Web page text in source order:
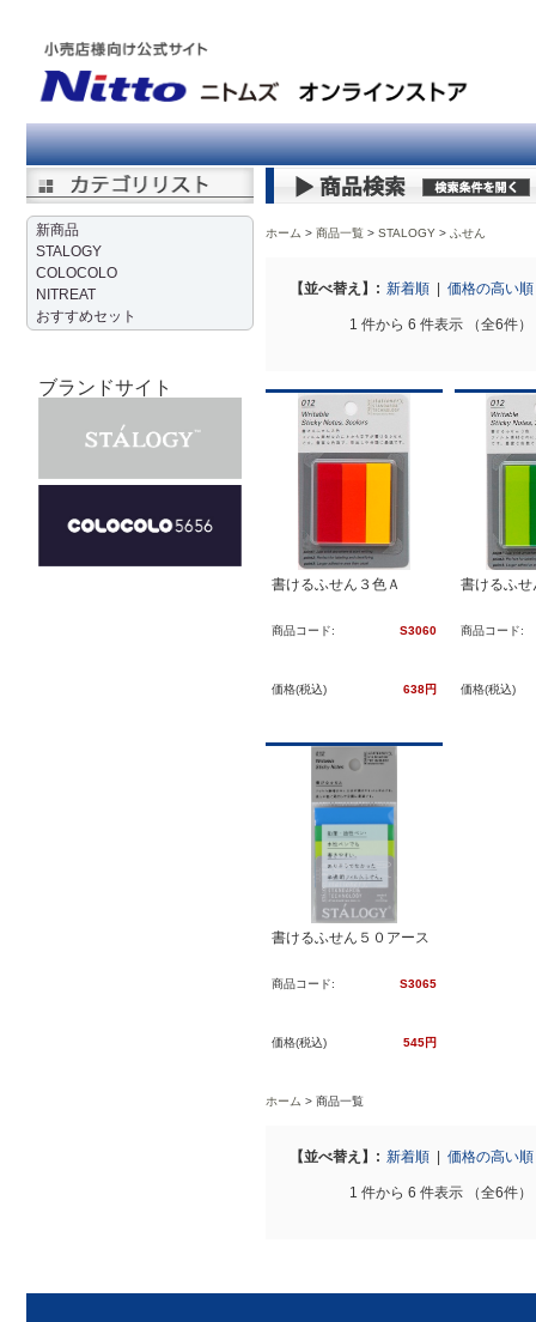
新商品
STALOGY
COLOCOLO
NITREAT
おすすめセット
ブランドサイト
ホーム 商品一覧 STALOGY > ふせん
【並べ替え】: 新着順 価格の高い順
1 件から 6 件表示 （全6件）
書けるふせん３色Ａ
商品コード: S3060
価格(税込) 638円
書けるふせ
商品コード:
価格(税込)
書けるふせん５０アース
商品コード: S3065
価格(税込) 545円
ホーム 商品一覧
【並べ替え】: 新着順 価格の高い順
1 件から 6 件表示 （全6件）